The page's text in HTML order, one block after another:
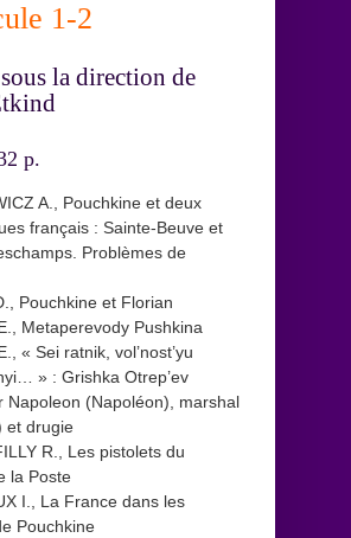
1-2
la direction de
p.
A., Pouchkine et deux
français : Sainte-Beuve et
Problèmes de
Pouchkine et Florian
Metaperevody Pushkina
« Sei ratnik, vol’nost’yu
» : Grishka Otrep’ev
Napoleon (Napoléon), marshal
et drugie
R., Les pistolets du
la Poste
I., La France dans les
Pouchkine